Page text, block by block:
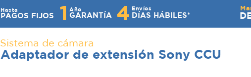
PAGOS FIJOS
Hasta 1 GARANTÍA
Año 4 DÍ​AS HÁBILES*
Envíos
Adaptador de extensión Sony CCU
Sistema de cámara